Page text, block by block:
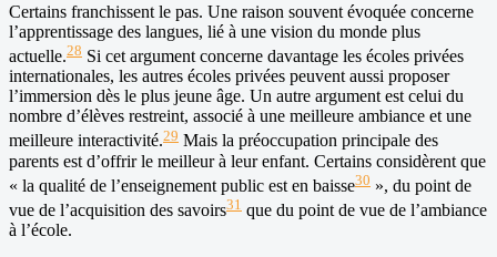
Certains franchissent le pas. Une raison souvent évoquée concerne
l’apprentissage des langues, lié à une vision du monde plus
actuelle.28 Si cet argument concerne davantage les écoles privées
internationales, les autres écoles privées peuvent aussi proposer
l’immersion dès le plus jeune âge. Un autre argument est celui du
nombre d’élèves restreint, associé à une meilleure ambiance et une
meilleure interactivité.29 Mais la préoccupation principale des
parents est d’offrir le meilleur à leur enfant. Certains considèrent que
« la qualité de l’enseignement public est en baisse30 », du point de
vue de l’acquisition des savoirs31 que du point de vue de l’ambiance
à l’école.